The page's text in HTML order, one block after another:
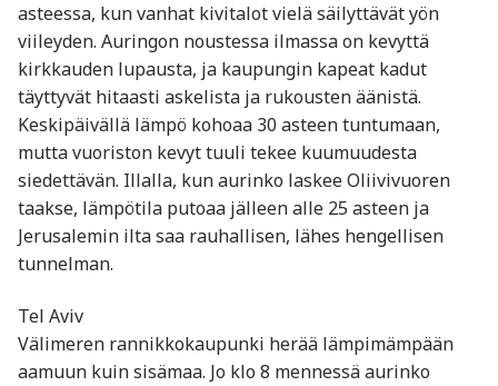
asteessa, kun vanhat kivitalot vielä säilyttävät yön
viileyden. Auringon noustessa ilmassa on kevyttä
kirkkauden lupausta, ja kaupungin kapeat kadut
täyttyvät hitaasti askelista ja rukousten äänistä.
Keskipäivällä lämpö kohoaa 30 asteen tuntumaan,
mutta vuoriston kevyt tuuli tekee kuumuudesta
siedettävän. Illalla, kun aurinko laskee Oliivivuoren
taakse, lämpötila putoaa jälleen alle 25 asteen ja
Jerusalemin ilta saa rauhallisen, lähes hengellisen
tunnelman.
Tel Aviv
Välimeren rannikkokaupunki herää lämpimämpään
aamuun kuin sisämaa. Jo klo 8 mennessä aurinko